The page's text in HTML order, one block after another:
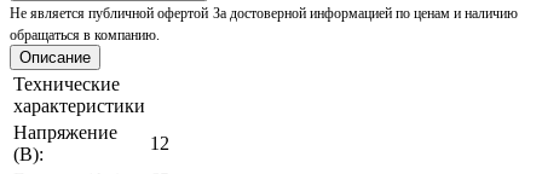
Не является публичной офертой За достоверной информацией по ценам и наличию
обращаться в компанию.
Описание
Технические
характеристики
Напряжение
(В):
12